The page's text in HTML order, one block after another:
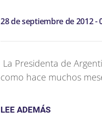
28 de septiembre de 2012 -
La Presidenta de
como hace muchos
LEE ADEMÁS